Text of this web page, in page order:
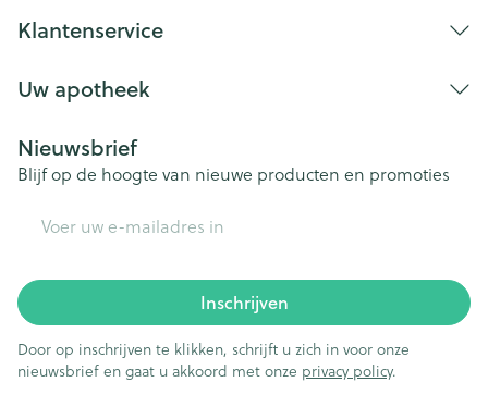
Klantenservice
Uw apotheek
Nieuwsbrief
Blijf op de hoogte van nieuwe producten en promoties
Inschrijven
Door op inschrijven te klikken, schrijft u zich in voor onze
nieuwsbrief en gaat u akkoord met onze privacy policy.